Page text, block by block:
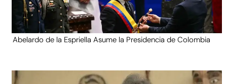
Abelardo de la Espriella Asume la Presidencia de Colombia